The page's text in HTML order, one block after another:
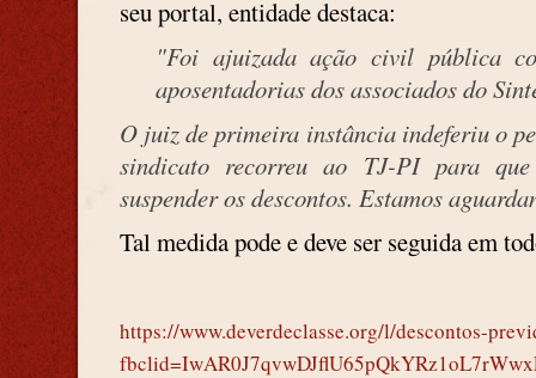
seu portal, entidade destaca:
"Foi ajuizada ação civil pública
aposentadorias dos associados do
O juiz de primeira instância indeferiu o
sindicato recorreu ao TJ-PI para
suspender os descontos. Estamos
Tal medida pode e deve ser seguida em
https://www.deverdeclasse.org/l/descontos-